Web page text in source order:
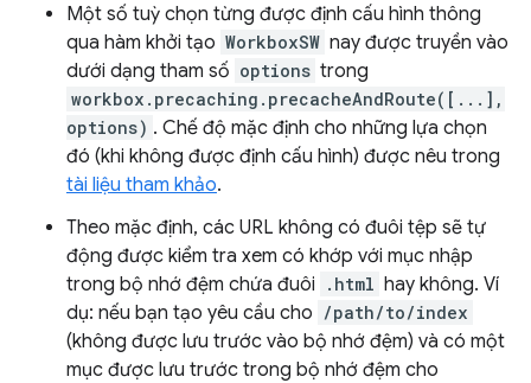
Một số tuỳ chọn từng được định cấu hình thông
qua hàm khởi tạo WorkboxSW nay được truyền vào
dưới dạng tham số options trong
workbox.precaching.precacheAndRoute([...],
options) . Chế độ mặc định cho những lựa chọn
đó (khi không được định cấu hình) được nêu trong
tài liệu tham khảo.
Theo mặc định, các URL không có đuôi tệp sẽ tự
động được kiểm tra xem có khớp với mục nhập
trong bộ nhớ đệm chứa đuôi
.html hay không. Ví
dụ: nếu bạn tạo yêu cầu cho /path/to/index
(không được lưu trước vào bộ nhớ đệm) và có một
mục được lưu trước trong bộ nhớ đệm cho